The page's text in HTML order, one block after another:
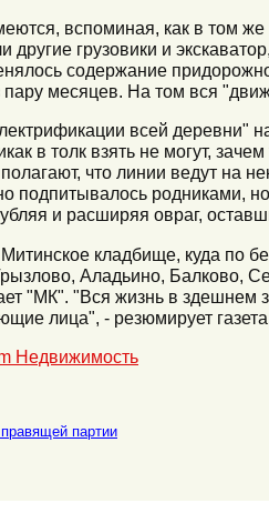
вспоминая, как в том
грузовики и
содержание
пару месяцев. На том вся
всей деревни"
в толк взять не могут,
что линии ведут на
подпитывалось родниками,
и расширяя овраг,
кладбище, куда по
Аладьино, Балково,
"МК". "Вся жизнь в здешнем
лица", - резюмирует газета.
Недвижимость
партии